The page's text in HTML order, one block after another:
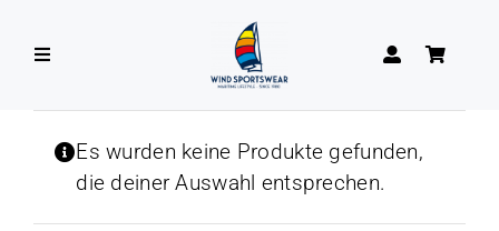
Inhalt
Toggle
Es wurden keine Produkte gefunden,
die deiner Auswahl entsprechen.